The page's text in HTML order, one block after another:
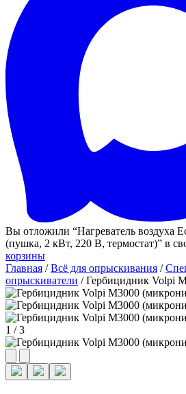
Вы отложили “Нагреватель воздуха
(пушка, 2 кВт, 220 В, термостат)” в
корзины
Главная /Всё для опрыскивания /
опрыскиватели / Гербицидник Volpi
1 /3